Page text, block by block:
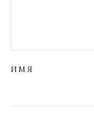
ИМЯ